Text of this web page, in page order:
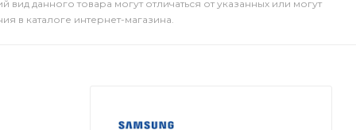
вид данного товара могут отличаться от указанных или могут
в каталоге интернет-магазина.